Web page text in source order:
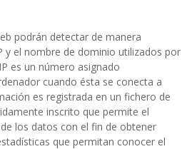
podrán detectar de manera
y el nombre de dominio utilizados por
es un número asignado
cuando ésta se conecta a
es registrada en un fichero de
inscrito que permite el
los datos con el fin de obtener
que permitan conocer el